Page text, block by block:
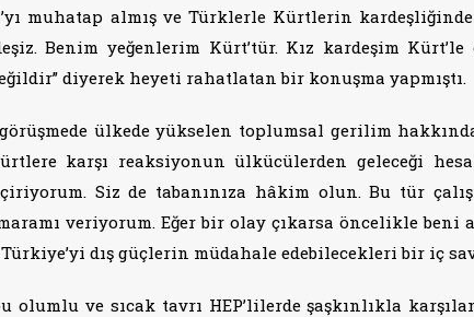
muhatap almış ve Türklerle Kürtlerin
Benim yeğenlerim Kürt’tür. Kız kardeşim
diyerek heyeti rahatlatan bir konuşma yapmıştı.
ülkede yükselen toplumsal gerilim
karşı reaksiyonun ülkücülerden geleceği
Siz de tabanınıza hâkim olun. Bu tür
veriyorum. Eğer bir olay çıkarsa öncelikle
dış güçlerin müdahale edebilecekleri bir iç
olumlu ve sıcak tavrı HEP’lilerde şaşkınlıkla